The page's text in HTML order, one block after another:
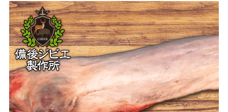
広島備後地域のジビエ ジビエ料理紹介
ジビエ肉の食肉工程 3つの強み
メディア情報 製作所ブログ